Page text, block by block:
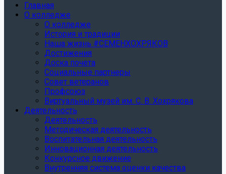
Главная
О колледже
О колледже
История и традиции
Наша жизнь #СЕМЕНХОХРЯКОВ
Достижения
Доска почета
Социальные партнеры
Совет ветеранов
Профсоюз
Виртуальный музей им. С. В. Хохрякова
Деятельность
Деятельность
Методическая деятельность
Воспитательная деятельность
Инновационная деятельность
Конкурсное движение
Внутренняя система оценки качества